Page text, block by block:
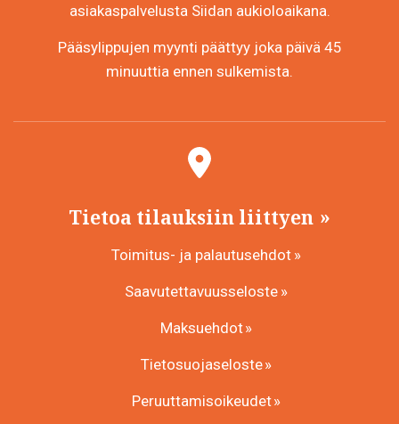
asiakaspalvelusta Siidan aukioloaikana.
Pääsylippujen myynti päättyy joka päivä 45
minuuttia ennen sulkemista.
Tietoa tilauksiin liittyen
Toimitus- ja palautusehdot
Saavutettavuusseloste
Maksuehdot
Tietosuojaseloste
Peruuttamisoikeudet